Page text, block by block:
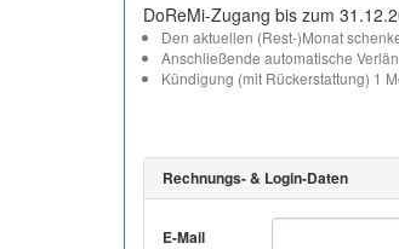
DoReMi-Zugang bis zum
Den aktuellen (Rest-)Monat
Anschließende automatische
Kündigung (mit Rückerstattung) 1
Rechnungs- & Login-Daten
E-Mail